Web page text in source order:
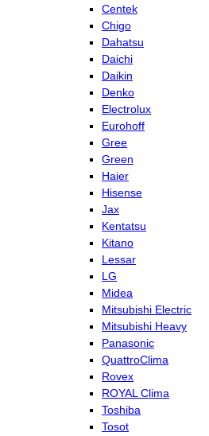
Centek
Chigo
Dahatsu
Daichi
Daikin
Denko
Electrolux
Eurohoff
Gree
Green
Haier
Hisense
Jax
Kentatsu
Kitano
Lessar
LG
Midea
Mitsubishi Electric
Mitsubishi Heavy
Panasonic
QuattroClima
Rovex
ROYAL Clima
Toshiba
Tosot